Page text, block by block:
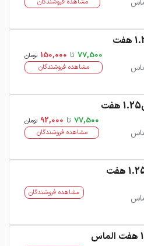
مشاهده فروشندگان
ورق رنگی قرمز 0.5 عرض1.25 هفت
77,500 تا 150,000 تومان
مشاهده فروشندگان
ورق رنگی پرتغالی 0.5 عرض1.25 هفت
77,500 تا 92,000 تومان
مشاهده فروشندگان
ورق رنگی قرمز 0.55 عرض1.25 هفت
مشاهده فروشندگان